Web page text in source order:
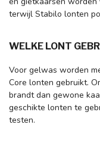
terwijl Stabilo lonten
WELKE LONT
Voor gelwas worden
Core lonten gebruikt.
brandt dan gewone
geschikte lonten te
testen.